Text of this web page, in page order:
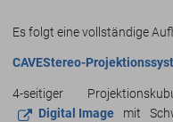
Es folgt eine vollständige
CAVEStereo-
4-seitiger
Digital Image mit